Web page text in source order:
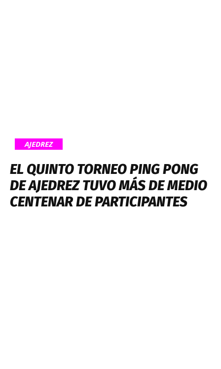
AJEDREZ
EL QUINTO TORNEO PING PONG
DE AJEDREZ TUVO MÁS DE MEDIO
CENTENAR DE PARTICIPANTES